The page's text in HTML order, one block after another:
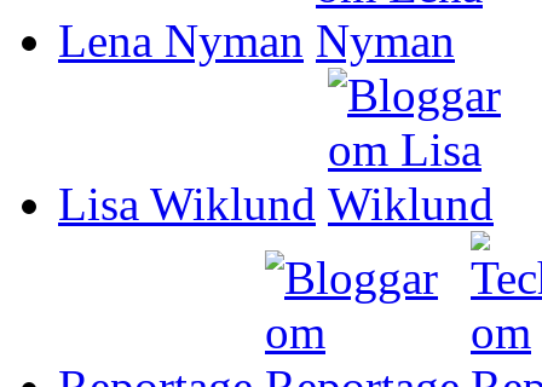
Lena Nyman
Lisa Wiklund